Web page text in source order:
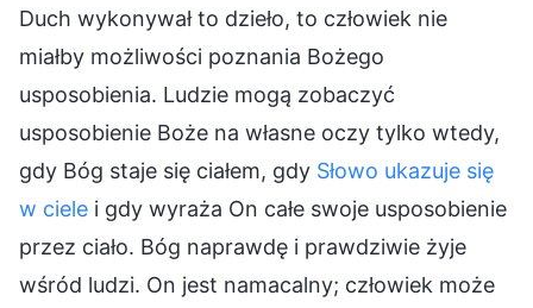
Duch wykonywał to dzieło, to człowiek nie
miałby możliwości poznania Bożego
usposobienia. Ludzie mogą zobaczyć
usposobienie Boże na własne oczy tylko wtedy,
gdy Bóg staje się ciałem, gdy Słowo ukazuje się
w ciele i gdy wyraża On całe swoje usposobienie
przez ciało. Bóg naprawdę i prawdziwie żyje
wśród ludzi. On jest namacalny; człowiek może